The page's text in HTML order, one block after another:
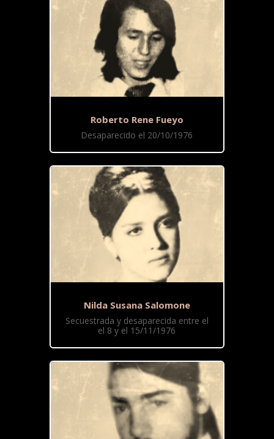
Roberto Rene Fueyo
Desaparecido el 20/10/1976
Nilda Susana Salomone
Secuestrada y desaparecida entre el
el 8 y el 15/11/1976